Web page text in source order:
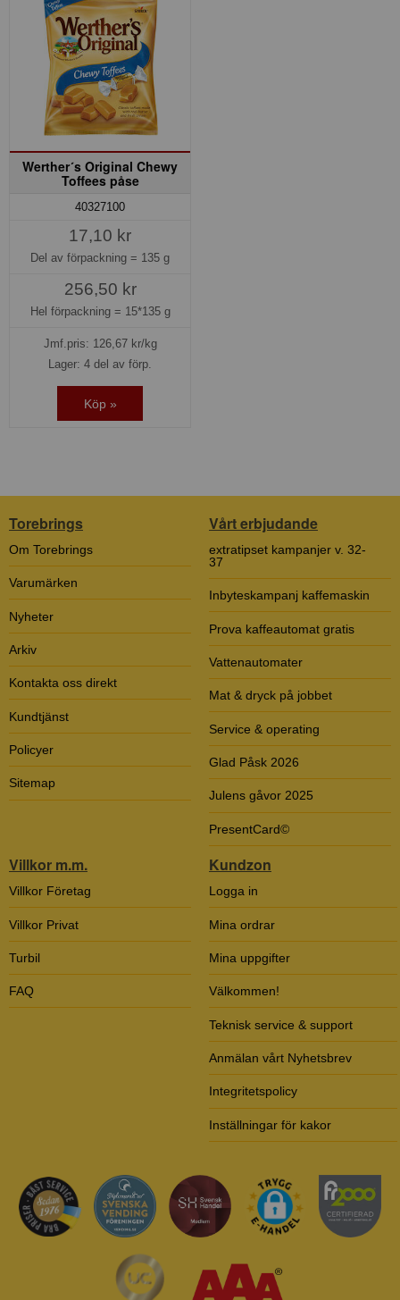
Werther´s Original Chewy
Toffees påse
40327100
17,10 kr
Del av förpackning = 135 g
256,50 kr
Hel förpackning = 15*135 g
Jmf.pris: 126,67kr/kg
Lager: 4 del av förp.
Köp »
Torebrings
Om Torebrings
Varumärken
Nyheter
Arkiv
Kontakta oss direkt
Kundtjänst
Policyer
Sitemap
Vårt erbjudande
extratipset kampanjer v. 32-
37
Inbyteskampanj kaffemaskin
Prova kaffeautomat gratis
Vattenautomater
Mat & dryck på jobbet
Service & operating
Glad Påsk 2026
Julens gåvor 2025
PresentCard©
Villkor m.m.
Villkor Företag
Villkor Privat
Turbil
FAQ
Kundzon
Logga in
Mina ordrar
Mina uppgifter
Välkommen!
Teknisk service & support
Anmälan vårt Nyhetsbrev
Integritetspolicy
Inställningar för kakor